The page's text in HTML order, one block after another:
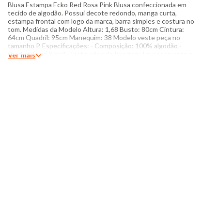
Blusa Estampa Ecko Red Rosa Pink Blusa confeccionada em
tecido de algodão. Possui decote redondo, manga curta,
estampa frontal com logo da marca, barra simples e costura no
tom. Medidas da Modelo Altura: 1,68 Busto: 80cm Cintura:
64cm Quadril: 95cm Manequim: 38 Modelo veste peça no
tamanho P. Especificações: - Composição: 100% algodão -
Produzido no Brasil - Instruções de lavagem: Lavar somente a
Ver mais